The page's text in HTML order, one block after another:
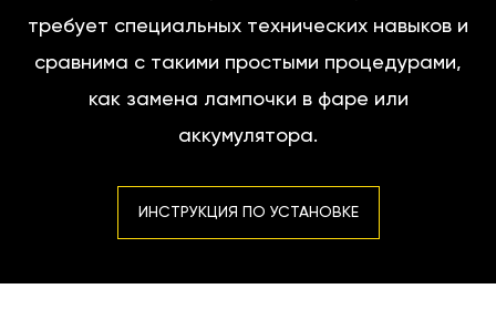
требует специальных технических навыков и
сравнима с такими простыми процедурами,
как замена лампочки в фаре или
аккумулятора.
ИНСТРУКЦИЯ ПО УСТАНОВКЕ